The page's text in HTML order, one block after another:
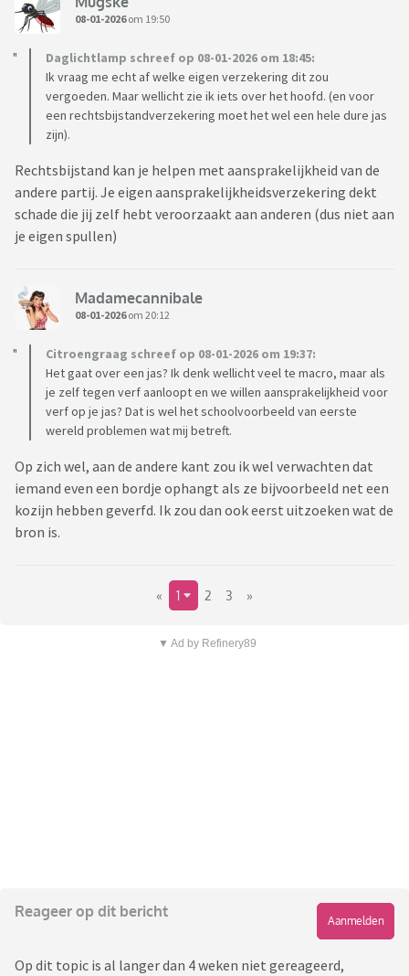
08-01-2026om 19:50
Daglichtlamp schreef op 08-01-2026 om 18:45:
Ik vraag me echt af welke eigen verzekering dit zou
vergoeden. Maar wellicht zie ik iets over het hoofd. (en voor
een rechtsbijstandverzekering moet het wel een hele dure jas
zijn).
Rechtsbijstand kan je helpen met aansprakelijkheid van de
andere partij. Je eigen aansprakelijkheidsverzekering dekt
schade die jij zelf hebt veroorzaakt aan anderen (dus niet aan
je eigen spullen)
Madamecannibale
08-01-2026om 20:12
Citroengraag schreef op 08-01-2026 om 19:37:
Het gaat over een jas? Ik denk wellicht veel te macro, maar als
je zelf tegen verf aanloopt en we willen aansprakelijkheid voor
verf op je jas? Dat is wel het schoolvoorbeeld van eerste
wereld problemen wat mij betreft.
Op zich wel, aan de andere kant zou ik wel verwachten dat
iemand even een bordje ophangt als ze bijvoorbeeld net een
kozijn hebben geverfd. Ik zou dan ook eerst uitzoeken wat de
bron is.
« 1 2 3 »
▼ Ad by Refinery89
Reageer op dit bericht
Aanmelden
Op dit topic is al langer dan 4 weken niet gereageerd,